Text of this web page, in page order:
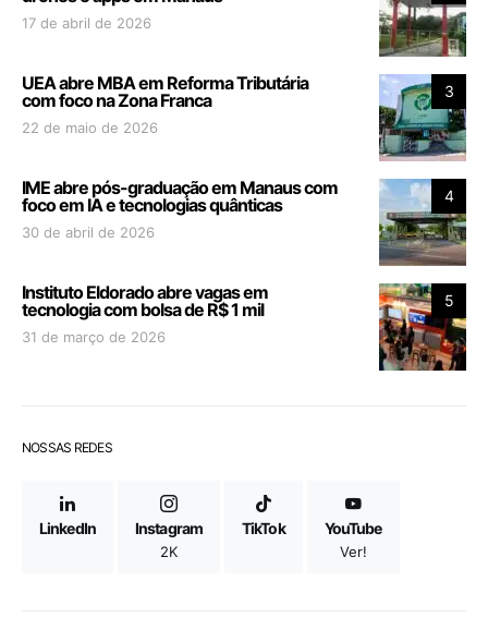
17 de abril de 2026
3
UEA abre MBA em Reforma Tributária
com foco na Zona Franca
22 de maio de 2026
4
IME abre pós-graduação em Manaus com
foco em IA e tecnologias quânticas
30 de abril de 2026
5
Instituto Eldorado abre vagas em
tecnologia com bolsa de R$ 1 mil
31 de março de 2026
NOSSAS REDES
LinkedIn Instagram
2K
TikTok YouTube
Ver!